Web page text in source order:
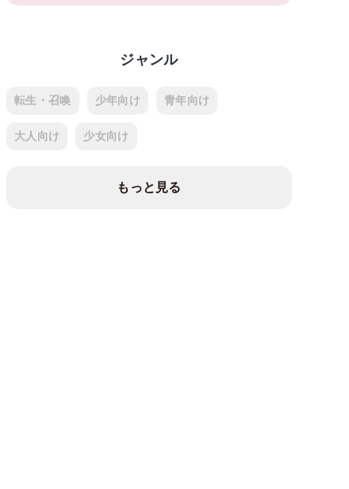
ジャンル
転生・召喚 少年向け 青年向け
大人向け 少女向け
もっと見る